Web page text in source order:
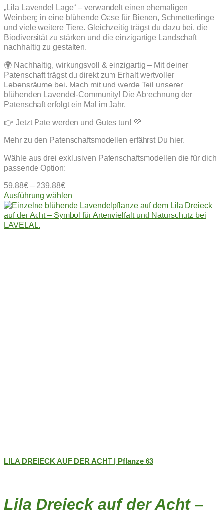
„Lila Lavendel Lage“ – verwandelt einen ehemaligen
Weinberg in eine blühende Oase für Bienen, Schmetterlinge
und viele weitere Tiere. Gleichzeitig trägst du dazu bei, die
Biodiversität zu stärken und die einzigartige Landschaft
nachhaltig zu gestalten.
🌍 Nachhaltig, wirkungsvoll & einzigartig – Mit deiner
Patenschaft trägst du direkt zum Erhalt wertvoller
Lebensräume bei. Mach mit und werde Teil unserer
blühenden Lavendel-Community! Die Abrechnung der
Patenschaft erfolgt ein Mal im Jahr.
👉 Jetzt Pate werden und Gutes tun! 💜
Mehr zu den Patenschaftsmodellen erfährst Du hier.
Wähle aus drei exklusiven Patenschaftsmodellen die für dich
passende Option:
59,88€ – 239,88€
Ausführung wählen
Produkt
weist
LILA DREIECK AUF DER ACHT | Pflanze 63
Lila Dreieck auf der Acht –